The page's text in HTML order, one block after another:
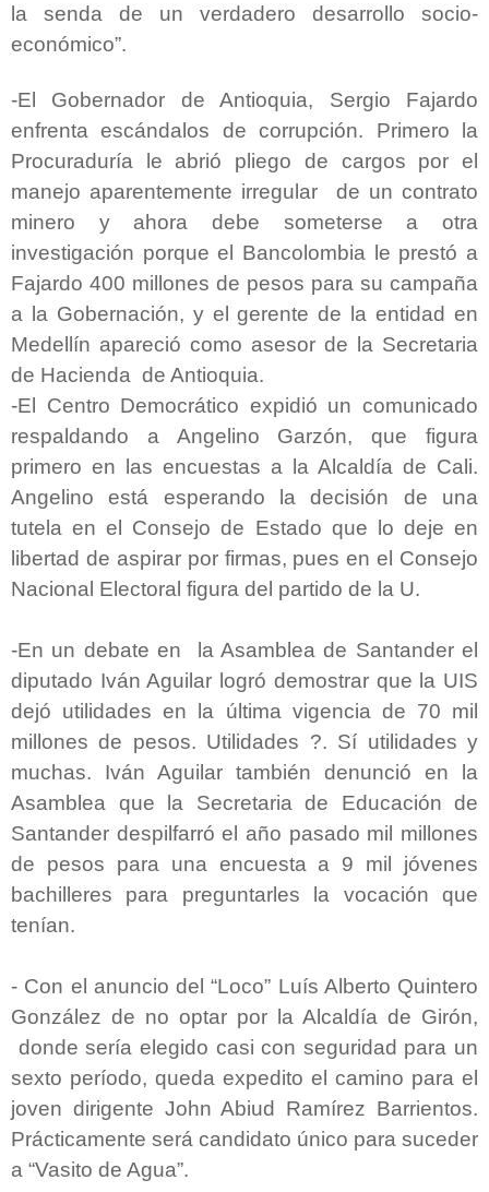
la senda de un verdadero desarrollo socio-
económico”.
-El Gobernador de Antioquia, Sergio Fajardo
enfrenta escándalos de corrupción. Primero la
Procuraduría le abrió pliego de cargos por el
manejo aparentemente irregular de un contrato
minero y ahora debe someterse a otra
investigación porque el Bancolombia le prestó a
Fajardo 400 millones de pesos para su campaña
a la Gobernación, y el gerente de la entidad en
Medellín apareció como asesor de la Secretaria
de Hacienda de Antioquia.
-El Centro Democrático expidió un comunicado
respaldando a Angelino Garzón, que figura
primero en las encuestas a la Alcaldía de Cali.
Angelino está esperando la decisión de una
tutela en el Consejo de Estado que lo deje en
libertad de aspirar por firmas, pues en el Consejo
Nacional Electoral figura del partido de la U.
-En un debate en la Asamblea de Santander el
diputado Iván Aguilar logró demostrar que la UIS
dejó utilidades en la última vigencia de 70 mil
millones de pesos. Utilidades ?. Sí utilidades y
muchas. Iván Aguilar también denunció en la
Asamblea que la Secretaria de Educación de
Santander despilfarró el año pasado mil millones
de pesos para una encuesta a 9 mil jóvenes
bachilleres para preguntarles la vocación que
tenían.
- Con el anuncio del “Loco” Luís Alberto Quintero
González de no optar por la Alcaldía de Girón,
donde sería elegido casi con seguridad para un
sexto período, queda expedito el camino para el
joven dirigente John Abiud Ramírez Barrientos.
Prácticamente será candidato único para suceder
a “Vasito de Agua”.